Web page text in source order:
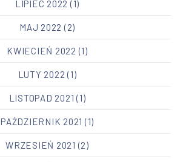
LIPIEC 2022 (1)
MAJ 2022 (2)
KWIECIEŃ 2022 (1)
LUTY 2022 (1)
LISTOPAD 2021 (1)
PAŹDZIERNIK 2021 (1)
WRZESIEŃ 2021 (2)